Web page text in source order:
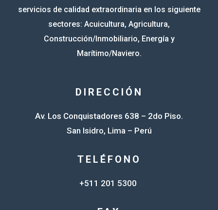
servicios de calidad extraordinaria en los siguiente
sectores: Acuicultura, Agricultura,
Construcción/Inmobiliario, Energía y
Marítimo/Naviero.
DIRECCIÓN
Av. Los Conquistadores 638 – 2do Piso.
San Isidro, Lima – Perú
TELÉFONO
+511 201 5300